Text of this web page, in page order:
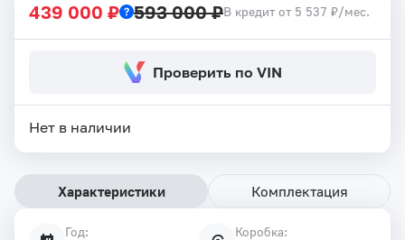
439 000 ₽ 593 000 ₽В кредит от 5 537 ₽/мес.
Проверить по VIN
Нет в наличии
Характеристики Комплектация
Год: Коробка: